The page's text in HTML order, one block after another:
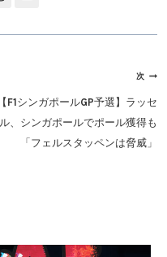
次
【F1シンガポールGP予選】ラッセ
ル、シンガポールでポール獲得も
「フェルスタッペンは脅威」